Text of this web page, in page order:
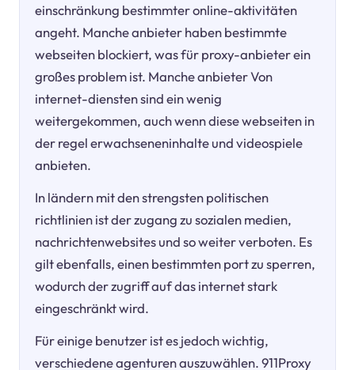
einschränkung bestimmter online-aktivitäten
angeht. Manche anbieter haben bestimmte
webseiten blockiert, was für proxy-anbieter ein
großes problem ist. Manche anbieter Von
internet-diensten sind ein wenig
weitergekommen, auch wenn diese webseiten in
der regel erwachseneninhalte und videospiele
anbieten.
In ländern mit den strengsten politischen
richtlinien ist der zugang zu sozialen medien,
nachrichtenwebsites und so weiter verboten. Es
gilt ebenfalls, einen bestimmten port zu sperren,
wodurch der zugriff auf das internet stark
eingeschränkt wird.
Für einige benutzer ist es jedoch wichtig,
verschiedene agenturen auszuwählen. 911Proxy